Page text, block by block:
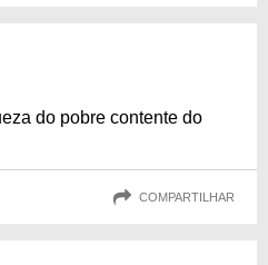
do pobre contente do
COMPARTILHAR